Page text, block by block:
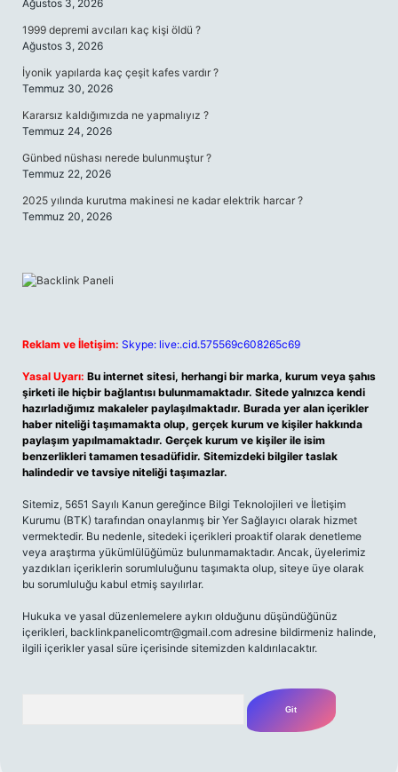
Ağustos 3, 2026
1999 depremi avcıları kaç kişi öldü ?
Ağustos 3, 2026
İyonik yapılarda kaç çeşit kafes vardır ?
Temmuz 30, 2026
Kararsız kaldığımızda ne yapmalıyız ?
Temmuz 24, 2026
Günbed nüshası nerede bulunmuştur ?
Temmuz 22, 2026
2025 yılında kurutma makinesi ne kadar elektrik harcar ?
Temmuz 20, 2026
Reklam ve İletişim: Skype: live:.cid.575569c608265c69
Yasal Uyarı: Bu internet sitesi, herhangi bir marka, kurum veya şahıs
şirketi ile hiçbir bağlantısı bulunmamaktadır. Sitede yalnızca kendi
hazırladığımız makaleler paylaşılmaktadır. Burada yer alan içerikler
haber niteliği taşımamakta olup, gerçek kurum ve kişiler hakkında
paylaşım yapılmamaktadır. Gerçek kurum ve kişiler ile isim
benzerlikleri tamamen tesadüfidir. Sitemizdeki bilgiler taslak
halindedir ve tavsiye niteliği taşımazlar.
Sitemiz, 5651 Sayılı Kanun gereğince Bilgi Teknolojileri ve İletişim
Kurumu (BTK) tarafından onaylanmış bir Yer Sağlayıcı olarak hizmet
vermektedir. Bu nedenle, sitedeki içerikleri proaktif olarak denetleme
veya araştırma yükümlülüğümüz bulunmamaktadır. Ancak, üyelerimiz
yazdıkları içeriklerin sorumluluğunu taşımakta olup, siteye üye olarak
bu sorumluluğu kabul etmiş sayılırlar.
Hukuka ve yasal düzenlemelere aykırı olduğunu düşündüğünüz
içerikleri, backlinkpanelicomtr@gmail.com adresine bildirmeniz halinde,
ilgili içerikler yasal süre içerisinde sitemizden kaldırılacaktır.